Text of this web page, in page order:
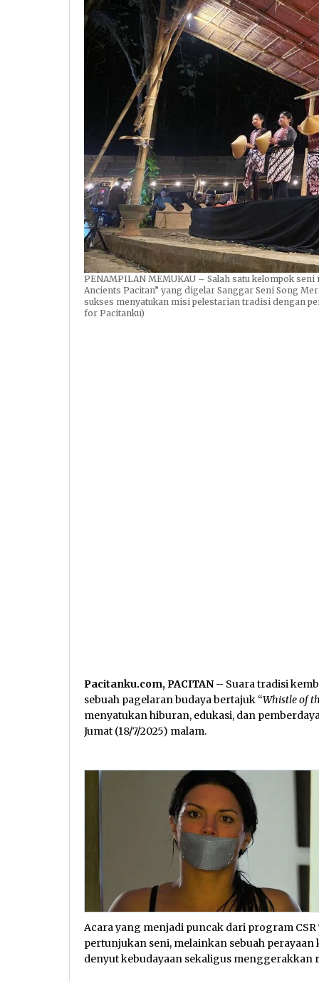
PENAMPILAN MEMUKAU – Salah satu kelompok
Ancients Pacitan” yang digelar Sanggar Seni Song
sukses menyatukan misi pelestarian tradisi dengan
for Pacitanku)
Pacitanku.com, PACITAN – Suara tradisi
sebuah pagelaran budaya bertajuk “Whistle of
menyatukan hiburan, edukasi, dan
Jumat (18/7/2025) malam.
Acara yang menjadi puncak dari program
pertunjukan seni, melainkan sebuah
denyut kebudayaan sekaligus menggerakkan